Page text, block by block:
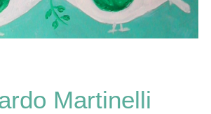
Martinelli